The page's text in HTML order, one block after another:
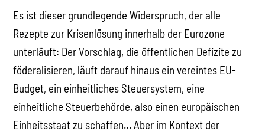
Es ist dieser grundlegende Widerspruch, der alle
Rezepte zur Krisenlösung innerhalb der Eurozone
unterläuft: Der Vorschlag, die öffentlichen Defizite zu
föderalisieren, läuft darauf hinaus ein vereintes EU-
Budget, ein einheitliches Steuersystem, eine
einheitliche Steuerbehörde, also einen europäischen
Einheitsstaat zu schaffen… Aber im Kontext der